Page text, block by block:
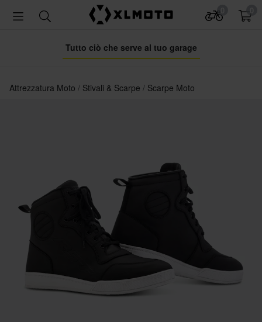
Tutto ciò che serve al tuo garage
Attrezzatura Moto Stivali & Scarpe Scarpe Moto